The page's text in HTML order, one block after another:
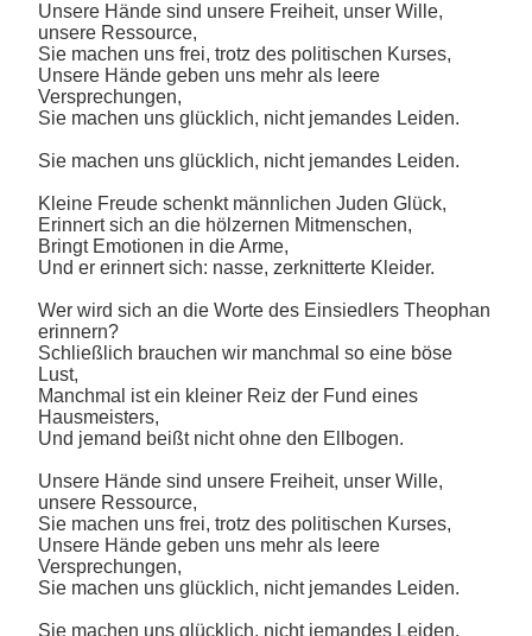
Unsere Hände sind unsere Freiheit, unser Wille,
unsere Ressource,
Sie machen uns frei, trotz des politischen Kurses,
Unsere Hände geben uns mehr als leere
Versprechungen,
Sie machen uns glücklich, nicht jemandes Leiden.
Sie machen uns glücklich, nicht jemandes Leiden.
Kleine Freude schenkt männlichen Juden Glück,
Erinnert sich an die hölzernen Mitmenschen,
Bringt Emotionen in die Arme,
Und er erinnert sich: nasse, zerknitterte Kleider.
Wer wird sich an die Worte des Einsiedlers Theophan
erinnern?
Schließlich brauchen wir manchmal so eine böse
Lust,
Manchmal ist ein kleiner Reiz der Fund eines
Hausmeisters,
Und jemand beißt nicht ohne den Ellbogen.
Unsere Hände sind unsere Freiheit, unser Wille,
unsere Ressource,
Sie machen uns frei, trotz des politischen Kurses,
Unsere Hände geben uns mehr als leere
Versprechungen,
Sie machen uns glücklich, nicht jemandes Leiden.
Sie machen uns glücklich, nicht jemandes Leiden.